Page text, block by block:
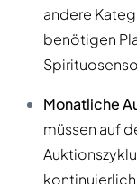
andere
benötigen
Monatliche
müssen auf